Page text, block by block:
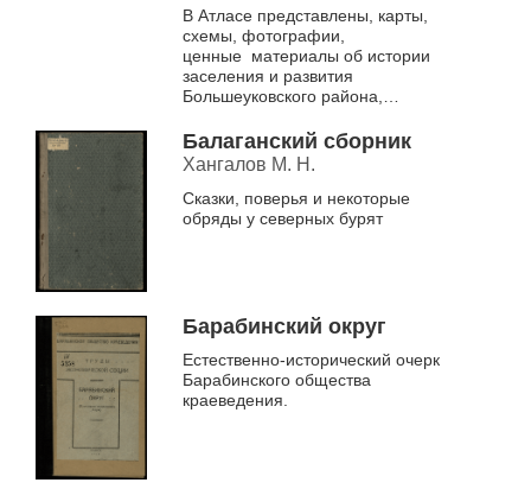
В Атласе представлены, карты,
схемы, фотографии,
ценные материалы об истории
заселения и развития
Большеуковского района,
культурного музея-заповедника
«Московско-Сибирский...
Балаганский сборник
Хангалов М. Н.
Сказки, поверья и некоторые
обряды у северных бурят
Барабинский округ
Естественно-исторический очерк
Барабинского общества
краеведения.